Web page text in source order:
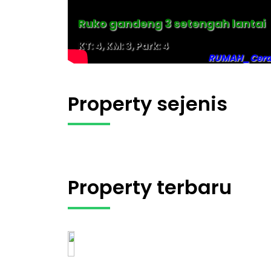
Ruko gandeng 3 setengah lantai
KT: 4, KM: 3, Park: 4
Property sejenis
Property terbaru